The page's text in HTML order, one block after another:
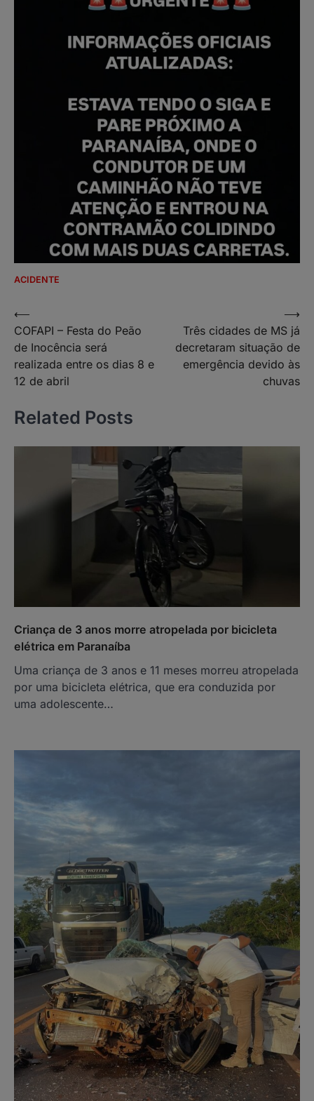
ACIDENTE
Navegação
de
Post
⟵
COFAPI – Festa do Peão
de Inocência será
realizada entre os dias 8 e
12 de abril
Três cidades de MS já
decretaram situação de
emergência devido às
chuvas
⟶
Related Posts
Criança de 3 anos morre atropelada por bicicleta
elétrica em Paranaíba
Uma criança de 3 anos e 11 meses morreu atropelada
por uma bicicleta elétrica, que era conduzida por
uma adolescente…